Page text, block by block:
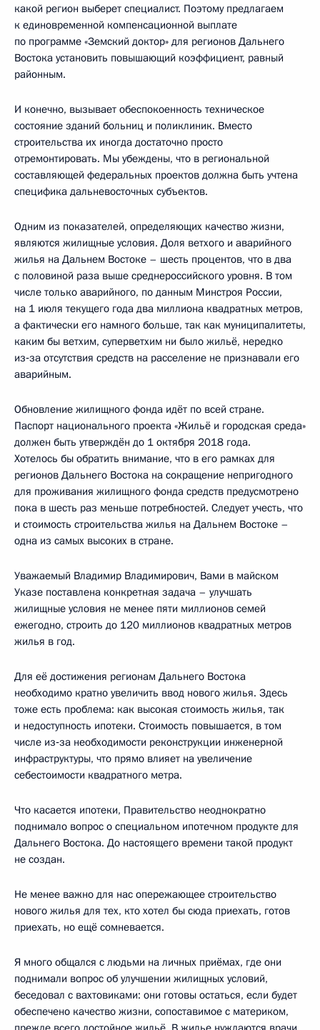
какой регион выберет специалист. Поэтому предлагаем
к единовременной компенсационной выплате
по программе «Земский доктор» для регионов Дальнего
Востока установить повышающий коэффициент, равный
районным.
И конечно, вызывает обеспокоенность техническое
состояние зданий больниц и поликлиник. Вместо
строительства их иногда достаточно просто
отремонтировать. Мы убеждены, что в региональной
составляющей федеральных проектов должна быть учтена
специфика дальневосточных субъектов.
Одним из показателей, определяющих качество жизни,
являются жилищные условия. Доля ветхого и аварийного
жилья на Дальнем Востоке – шесть процентов, что в два
с половиной раза выше среднероссийского уровня. В том
числе только аварийного, по данным Минстроя России,
на 1 июля текущего года два миллиона квадратных метров,
а фактически его намного больше, так как муниципалитеты,
каким бы ветхим, суперветхим ни было жильё, нередко
из‑за отсутствия средств на расселение не признавали его
аварийным.
Обновление жилищного фонда идёт по всей стране.
Паспорт национального проекта «Жильё и городская среда»
должен быть утверждён до 1 октября 2018 года.
Хотелось бы обратить внимание, что в его рамках для
регионов Дальнего Востока на сокращение непригодного
для проживания жилищного фонда средств предусмотрено
пока в шесть раз меньше потребностей. Следует учесть, что
и стоимость строительства жилья на Дальнем Востоке –
одна из самых высоких в стране.
Уважаемый Владимир Владимирович, Вами в майском
Указе поставлена конкретная задача – улучшать
жилищные условия не менее пяти миллионов семей
ежегодно, строить до 120 миллионов квадратных метров
жилья в год.
Для её достижения регионам Дальнего Востока
необходимо кратно увеличить ввод нового жилья. Здесь
тоже есть проблема: как высокая стоимость жилья, так
и недоступность ипотеки. Стоимость повышается, в том
числе из‑за необходимости реконструкции инженерной
инфраструктуры, что прямо влияет на увеличение
себестоимости квадратного метра.
Что касается ипотеки, Правительство неоднократно
поднимало вопрос о специальном ипотечном продукте для
Дальнего Востока. До настоящего времени такой продукт
не создан.
Не менее важно для нас опережающее строительство
нового жилья для тех, кто хотел бы сюда приехать, готов
приехать, но ещё сомневается.
Я много общался с людьми на личных приёмах, где они
поднимали вопрос об улучшении жилищных условий,
беседовал с вахтовиками: они готовы остаться, если будет
обеспечено качество жизни, сопоставимое с материком,